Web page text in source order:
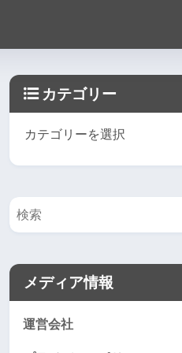
カテゴリー
メディア情報
運営会社